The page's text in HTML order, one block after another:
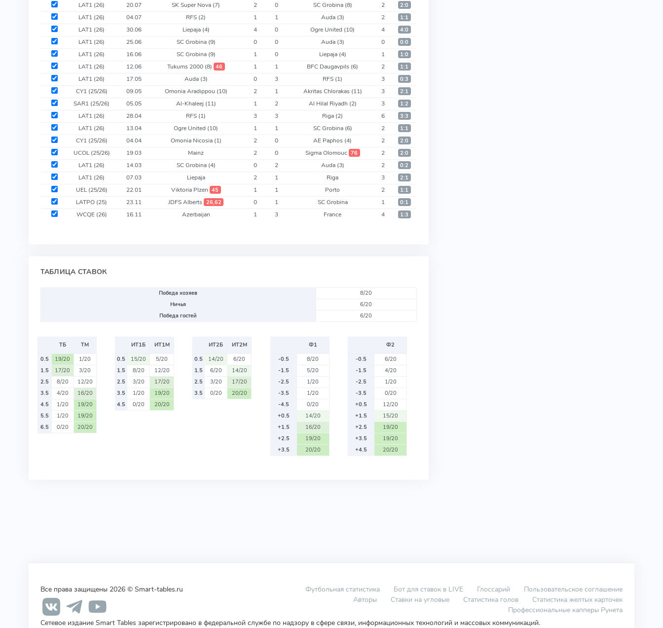
LAT1 (26) 20.07 SK Super Nova (7) 2 0 SC Grobina (8) 2 2:0
LAT1 (26) 04.07 RFS (2) 1 1 Auda (3) 2 1:1
LAT1 (26) 30.06 Liepaja (4) 4 0 Ogre United (10) 4 4:0
LAT1 (26) 25.06 SC Grobina (9) 0 0 Auda (3) 0 0:0
LAT1 (26) 16.06 SC Grobina (9) 1 0 Liepaja (4) 1 1:0
LAT1 (26) 12.06 Tukums 2000 (8) 46 1 1 BFC Daugavpils (6) 2 1:1
LAT1 (26) 17.05 Auda (3) 0 3 RFS (1) 3 0:3
CY1 (25/26) 09.05 Omonia Aradippou (10) 2 1 Akritas Chlorakas (11) 3 2:1
SAR1 (25/26) 05.05 Al-Khaleej (11) 1 2 Al Hilal Riyadh (2) 3 1:2
LAT1 (26) 28.04 RFS (1) 3 3 Riga (2) 6 3:3
LAT1 (26) 13.04 Ogre United (10) 1 1 SC Grobina (6) 2 1:1
CY1 (25/26) 04.04 Omonia Nicosia (1) 2 0 AE Paphos (4) 2 2:0
UCOL (25/26) 19.03 Mainz 2 0 Sigma Olomouc 76 2 2:0
LAT1 (26) 14.03 SC Grobina (4) 0 2 Auda (3) 2 0:2
LAT1 (26) 07.03 Liepaja 2 1 Riga 3 2:1
UEL (25/26) 22.01 Viktoria Plzen 45 1 1 Porto 2 1:1
LATPO (25) 23.11 JDFS Alberts 26,62 0 1 SC Grobina 1 0:1
WCQE (26) 16.11 Azerbaijan 1 3 France 4 1:3
ТАБЛИЦА СТАВОК
Победа хозяев
8/20
Ничья
6/20
Победа гостей
6/20
ТБ
ТМ
0.5
19/20
1/20
1.5
17/20
3/20
2.5
8/20
12/20
3.5
4/20
16/20
4.5
1/20
19/20
5.5
1/20
19/20
6.5
0/20 20/20
ИТ1Б
ИТ1М
0.5
15/20
5/20
1.5
8/20
12/20
2.5
3/20
17/20
3.5
1/20
19/20
4.5
0/20 20/20
ИТ2Б
ИТ2М
0.5
14/20
6/20
1.5
6/20
14/20
2.5
3/20
17/20
3.5
0/20 20/20
Ф1
-0.5
8/20
-1.5
5/20
-2.5
1/20
-3.5
1/20
-4.5
0/20
+0.5
14/20
+1.5
16/20
+2.5
19/20
+3.5
20/20
Ф2
-0.5
6/20
-1.5
4/20
-2.5
1/20
-3.5
0/20
+0.5
12/20
+1.5
15/20
+2.5
19/20
+3.5
19/20
+4.5
20/20
Все права защищены 2026 © Smart-tables.ru Футбольная статистика Бот для ставок в LIVE Глоссарий
Пользовательское соглашение
Авторы
Ставки на угловые Статистика голов
Статистика желтых карточек
Профессиональные капперы Рунета
Сетевое издание Smart Tables зарегистрировано в федеральной службе по надзору в сфере связи, информационных технологий и массовых коммуникаций.